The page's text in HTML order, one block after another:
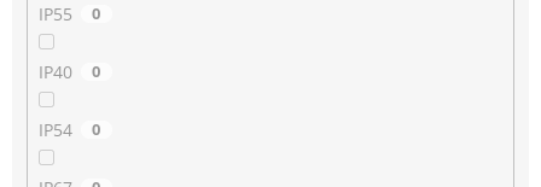
IP55 0
IP40 0
IP54 0